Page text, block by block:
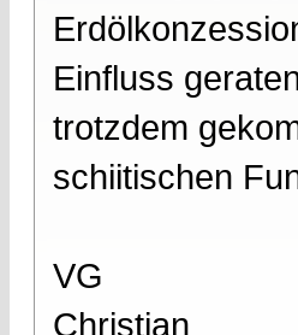
Einfluss
trotzdem
schiitischen
VG
Christian